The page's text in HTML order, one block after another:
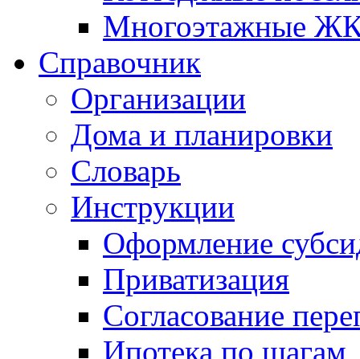
Многоэтажные
Справочник
Организации
Дома и планировки
Словарь
Инструкции
Оформление
Приватизация
Согласование
Ипотека по шагам